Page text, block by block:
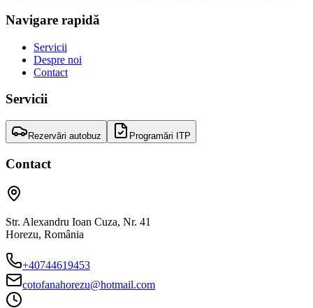
Navigare rapidă
Servicii
Despre noi
Contact
Servicii
Rezervări autobuz Programări ITP
Contact
Str. Alexandru Ioan Cuza, Nr. 41
Horezu, România
+40744619453
cotofanahorezu@hotmail.com